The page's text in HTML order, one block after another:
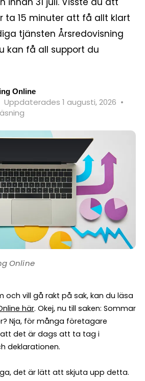
ta 15 minuter att få allt klart
tjänsten Årsredovisning
kan få all support du
Online
Uppdaterades 1 augusti, 2026 •
Online
och vill gå rakt på sak, kan du läsa
här. Okej, nu till saken: Sommar
Nja, för många företagare
det är dags att ta tag i
deklarationen.
det är lätt att skjuta upp detta.